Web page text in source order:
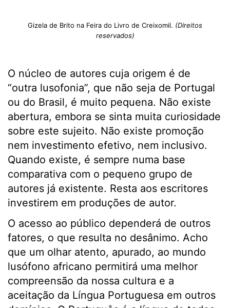
Gizela de Brito na Feira do Livro de Creixomil. (Direitos
reservados)
O núcleo de autores cuja origem é de
“outra lusofonia”, que não seja de Portugal
ou do Brasil, é muito pequena. Não existe
abertura, embora se sinta muita curiosidade
sobre este sujeito. Não existe promoção
nem investimento efetivo, nem inclusivo.
Quando existe, é sempre numa base
comparativa com o pequeno grupo de
autores já existente. Resta aos escritores
investirem em produções de autor.
O acesso ao público dependerá de outros
fatores, o que resulta no desânimo. Acho
que um olhar atento, apurado, ao mundo
lusófono africano permitirá uma melhor
compreensão da nossa cultura e a
aceitação da Língua Portuguesa em outros